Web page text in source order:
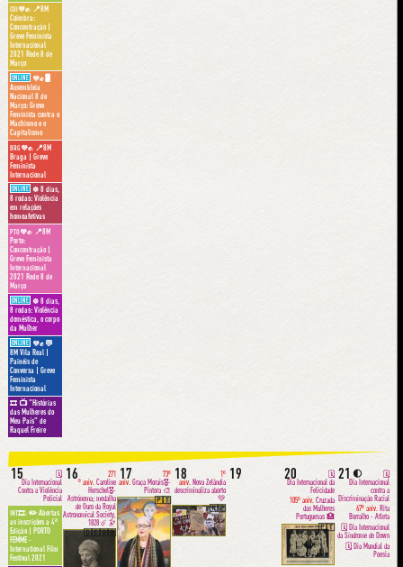
COI💜✊:📍8M
Coimbra:
Concentração |
Greve Feminista
Internacional
2021 Rede 8 de
Março
ONLINE 💜✊🖥
Assembleia
Nacional 8 de
Março: Greve
Feminista contra o
Machismo e o
Capitalismo
BRG💜✊:📍8M
Braga | Greve
Feminista
Internacional
ONLINE ☸️8 dias,
8 rodas: Violência
em relações
homoafetivas
PTO💜✊:📍8M
Porto:
Concentração |
Greve Feminista
Internacional
2021 Rede 8 de
Março
ONLINE ☸️8 dias,
8 rodas: Violência
doméstica, o corpo
da Mulher
ONLINE 💜✊💬
8M Vila Real |
Painéis de
Conversa | Greve
Feminista
Internacional
🎞📺 "Histórias
das Mulheres do
Meu País" de
Raquel Freire
15
🗓
Dia Internacional
Contra a Violência
Policial
INT🎞:✏️ Abertas
as inscrições a 4ª
Edição | PORTO
FEMME -
International Film
Festival 2021
16
271
º aniv. Caroline
Herschel🎖-
Astrónoma; medalha
de Ouro da Royal
Astronomical Society,
1828 ☄️🔭
🇩🇪🇬🇧
17
73º
aniv. Graça Morais🎖-
Pintora 🎨
🇵🇹
18
1º
aniv. Nova Zelândia
descriminaliza aborto
💚
🇳🇿
19 20
🗓
Dia Internacional da
Felicidade
105º aniv. Cruzada
das Mulheres
Portuguesas 🏥
🇵🇹
21 🌓
🗓
Dia Internacional
contra a
Discriminação Racial
67º aniv. Rita
Borralho - Atleta
🗓 Dia Internacional
da Síndrome de Down
🗓 Dia Mundial da
Poesia